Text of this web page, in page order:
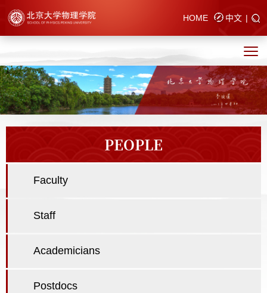
HOME 中文 |
PEOPLE
Faculty
Staff
Academicians
Postdocs